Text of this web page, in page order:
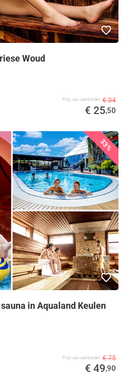
Woud
Prijs van aanbieder € 34
€ 25,50
33%
in Aqualand Keulen
Prijs van aanbieder € 75
€ 49,90